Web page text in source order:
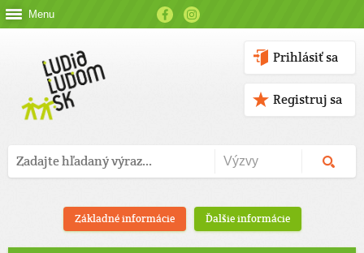
Menu
Prihlásiť sa
Registruj sa
Základné informácie Ďalšie informácie